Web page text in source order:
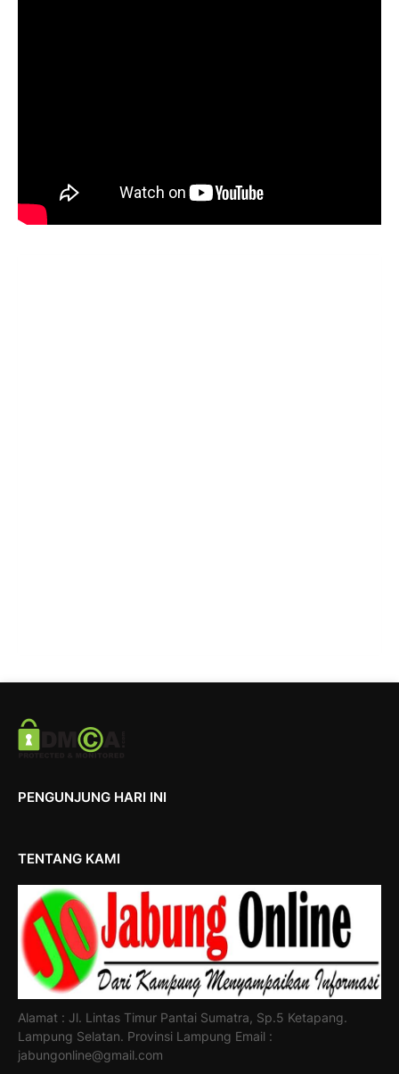
PENGUNJUNG HARI INI
TENTANG KAMI
Alamat : Jl. Lintas Timur Pantai Sumatra, Sp.5 Ketapang.
Lampung Selatan. Provinsi Lampung Email :
jabungonline@gmail.com